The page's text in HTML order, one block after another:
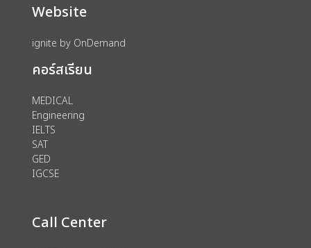
Website
ignite by OnDemand
คอร์สเรียน
MEDICAL
Engineering
IELTS
SAT
GED
IGCSE
Call Center